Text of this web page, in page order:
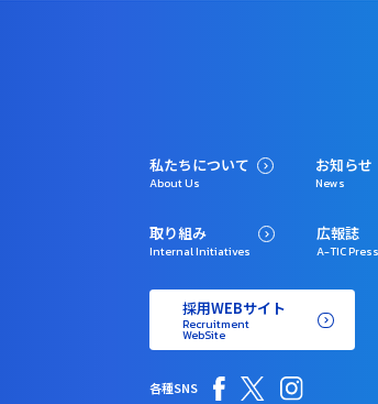
私たちについて
About Us
お知らせ
News
取り組み
Internal Initiatives
広報誌
A-TIC Press
採用WEBサイト
Recruitment
WebSite
各種SNS